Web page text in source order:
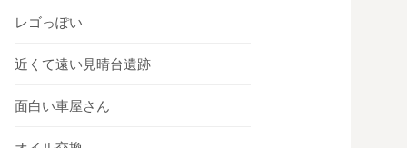
レゴっぽい
近くて遠い見晴台遺跡
面白い車屋さん